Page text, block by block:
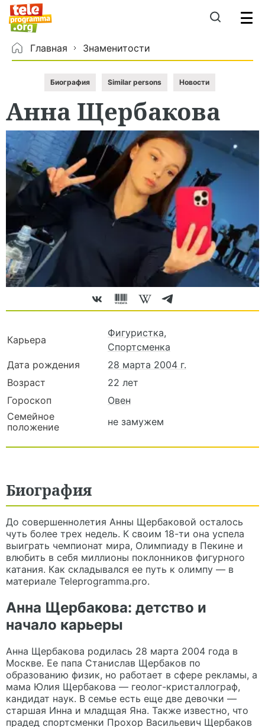
Главная Знаменитости
Биография Similar persons Новости
Анна Щербакова
Карьера
Фигуристка,
Спортсменка
Дата рождения
28 марта 2004 г.
Возраст
22 лет
Гороскоп
Овен
Семейное
положение
не замужем
Биография
До совершеннолетия Анны Щербаковой осталось
чуть более трех недель. К своим 18-ти она успела
выиграть чемпионат мира, Олимпиаду в Пекине и
влюбить в себя миллионы поклонников фигурного
катания. Как складывался ее путь к олимпу — в
материале Teleprogramma.pro.
Анна Щербакова: детство и
начало карьеры
Анна Щербакова родилась 28 марта 2004 года в
Москве. Ее папа Станислав Щербаков по
образованию физик, но работает в сфере рекламы, а
мама Юлия Щербакова — геолог-кристаллограф,
кандидат наук. В семье есть еще две девочки —
старшая Инна и младщая Яна. Также известно, что
прадед спортсменки Прохор Васильевич Щербаков